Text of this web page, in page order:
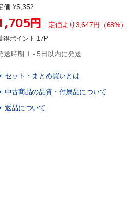
価 ¥5,352
円 定価より3,647円 （68%）
得ポイント 17P
送時期 1～5日以内に発送
セット・まとめ買いとは
中古商品の品質・付属品について
返品について